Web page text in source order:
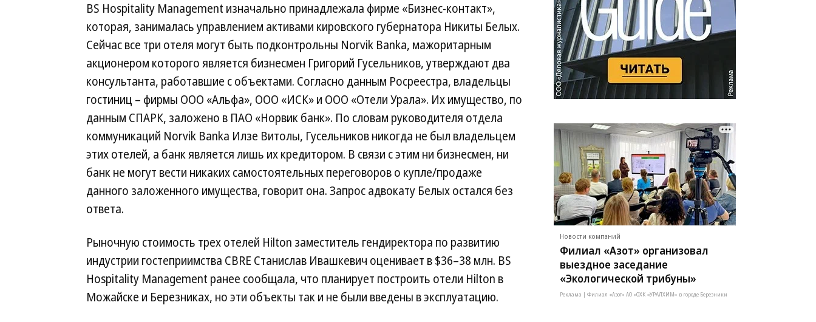
BS Hospitality Management изначально принадлежала фирме «Бизнес-контакт»,
которая, занималась управлением активами кировского губернатора Никиты Белых.
Сейчас все три отеля могут быть подконтрольны Norvik Banka, мажоритарным
акционером которого является бизнесмен Григорий Гусельников, утверждают два
консультанта, работавшие с объектами. Согласно данным Росреестра, владельцы
гостиниц – фирмы ООО «Альфа», ООО «ИСК» и ООО «Отели Урала». Их имущество, по
данным СПАРК, заложено в ПАО «Норвик банк». По словам руководителя отдела
коммуникаций Norvik Banka Илзе Витолы, Гусельников никогда не был владельцем
этих отелей, а банк является лишь их кредитором. В связи с этим ни бизнесмен, ни
банк не могут вести никаких самостоятельных переговоров о купле/продаже
данного заложенного имущества, говорит она. Запрос адвокату Белых остался без
ответа.
Рыночную стоимость трех отелей Hilton заместитель гендиректора по развитию
индустрии гостеприимства CBRE Станислав Ивашкевич оценивает в $36–38 млн. BS
Hospitality Management ранее сообщала, что планирует построить отели Hilton в
Можайске и Березниках, но эти объекты так и не были введены в эксплуатацию.
Новости компаний
Филиал «Азот» организовал
выездное заседание
«Экологической трибуны»
Реклама | Филиал «Азот» АО «ОХК «УРАЛХИМ» в городе Березники